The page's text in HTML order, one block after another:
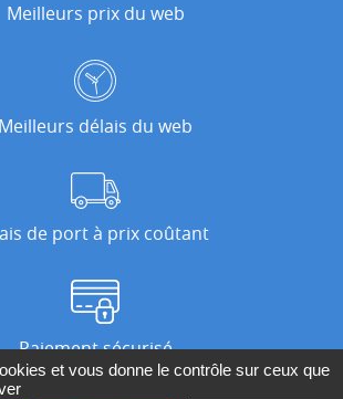
Meilleurs prix du web
Meilleurs délais du web
de port à prix coûtant
Paiement sécurisé
et vous donne le contrôle sur ceux que